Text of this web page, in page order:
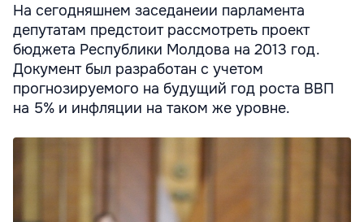
На сегодняшнем заседанеии парламента
депутатам предстоит рассмотреть проект
бюджета Республики Молдова на 2013 год.
Документ был разработан с учетом
прогнозируемого на будущий год роста ВВП
на 5% и инфляции на таком же уровне.